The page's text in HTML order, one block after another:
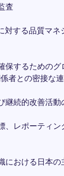
査
対する品質マネ
保するためのグ
者との密接な
継続的改善活動
、レポーティ
における日本の